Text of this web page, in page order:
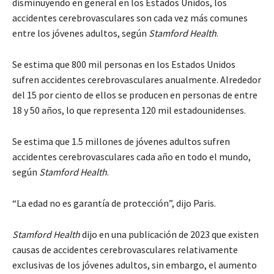
accidentes cerebrovasculares son cada vez más comunes
entre los jóvenes adultos, según Stamford Health.
Se estima que 800 mil personas en los Estados Unidos
sufren accidentes cerebrovasculares anualmente. Alrededor
del 15 por ciento de ellos se producen en personas de entre
18 y 50 años, lo que representa 120 mil estadounidenses.
Se estima que 1.5 millones de jóvenes adultos sufren
accidentes cerebrovasculares cada año en todo el mundo,
según Stamford Health.
“La edad no es garantía de protección”, dijo Paris.
Stamford Healthdijo en una publicación de 2023 que existen
causas de accidentes cerebrovasculares relativamente
exclusivas de los jóvenes adultos, sin embargo, el aumento